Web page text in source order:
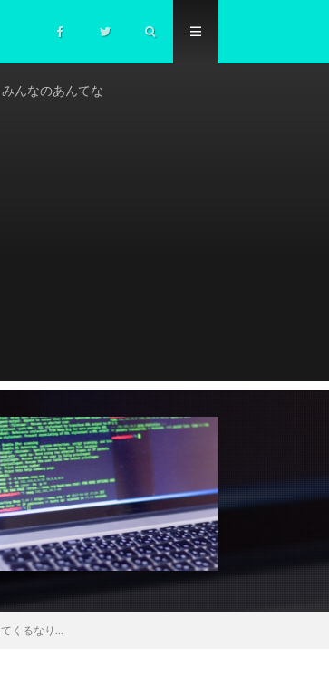
みんなのあんてな
くるなり…